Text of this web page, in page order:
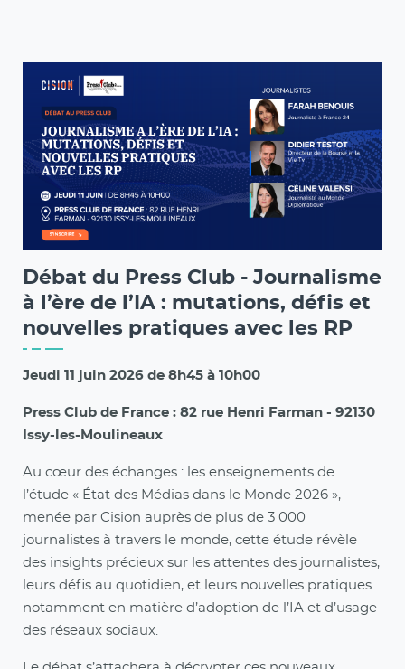
Débat du Press Club - Journalisme
à l’ère de l’IA : mutations, défis et
nouvelles pratiques avec les RP
Jeudi 11 juin 2026 de 8h45 à 10h00
Press Club de France : 82 rue Henri Farman - 92130
Issy-les-Moulineaux
Au cœur des échanges : les enseignements de
l’étude « État des Médias dans le Monde 2026 »,
menée par Cision auprès de plus de 3 000
journalistes à travers le monde, cette étude révèle
des insights précieux sur les attentes des journalistes,
leurs défis au quotidien, et leurs nouvelles pratiques
notamment en matière d’adoption de l’IA et d’usage
des réseaux sociaux.